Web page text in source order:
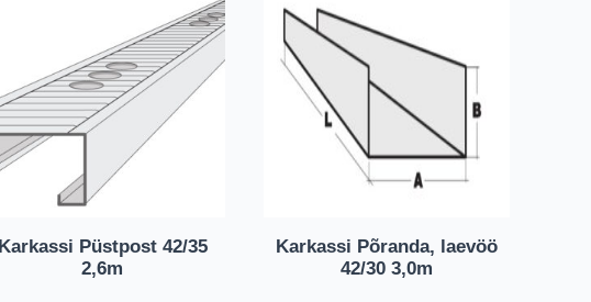
Karkassi Püstpost 42/35
2,6m
Karkassi Põranda, laevöö
42/30 3,0m